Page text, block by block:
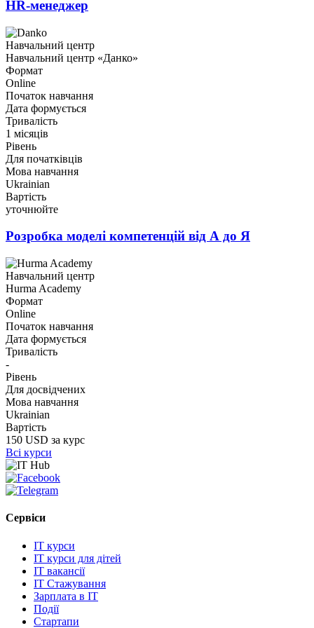
HR-менеджер
Навчальний центр
Навчальний центр «Данко»
Формат
Online
Початок навчання
Дата формується
Тривалість
1 місяців
Рівень
Для початківців
Мова навчання
Ukrainian
Вартість
уточнюйте
Розробка моделі компетенцій від А до Я
Навчальний центр
Hurma Academy
Формат
Online
Початок навчання
Дата формується
Тривалість
-
Рівень
Для досвідчених
Мова навчання
Ukrainian
Вартість
150 USD за курс
Всі курси
Сервіси
IT курси
IT курси для дітей
IT вакансії
IT Стажування
Зарплата в IT
Події
Стартапи